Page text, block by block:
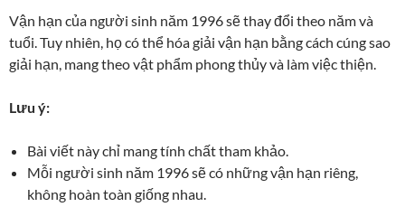
Vận hạn của người sinh năm 1996 sẽ thay đổi theo năm và
tuổi. Tuy nhiên, họ có thể hóa giải vận hạn bằng cách cúng sao
giải hạn, mang theo vật phẩm phong thủy và làm việc thiện.
Lưu ý:
Bài viết này chỉ mang tính chất tham khảo.
Mỗi người sinh năm 1996 sẽ có những vận hạn riêng,
không hoàn toàn giống nhau.